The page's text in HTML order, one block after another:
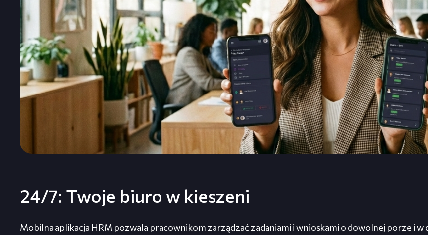
24/7: Twoje biuro w kieszeni
Mobilna aplikacja HRM pozwala pracownikom zarządzać zadaniami i wnioskami o dowolnej porze i w